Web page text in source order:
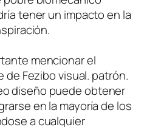
tener un impacto en la
mencionar el
de Fezibo visual. patrón.
diseño puede obtener
en la mayoría de los
a cualquier